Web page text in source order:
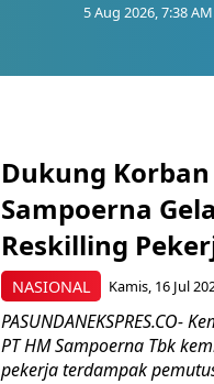
5 Aug 2026, 7:38 AM
NASIONAL
Dukung
Sampoerna
Reskilling
Kamis, 16 Jul
PASUNDANEKSPRES.CO-
PT HM Sampoerna Tbk
pekerja terdampak